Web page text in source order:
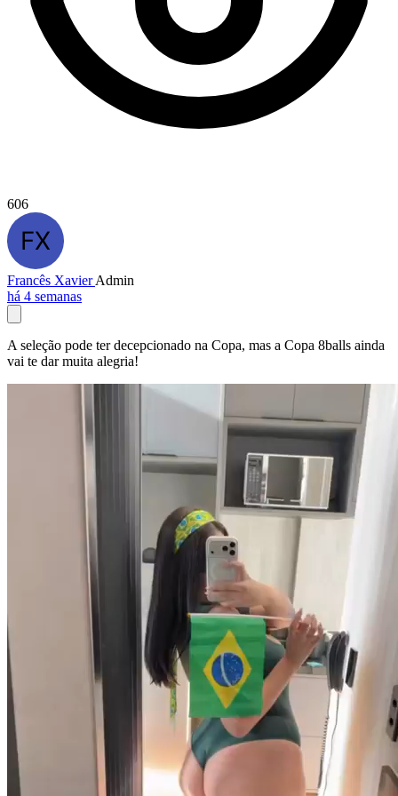
606
Francês XavierAdmin
há 4 semanas
A seleção pode ter decepcionado na Copa, mas a Copa 8balls ainda
vai te dar muita alegria!